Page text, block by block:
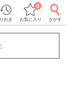
りれき お気に入り
0
さがす